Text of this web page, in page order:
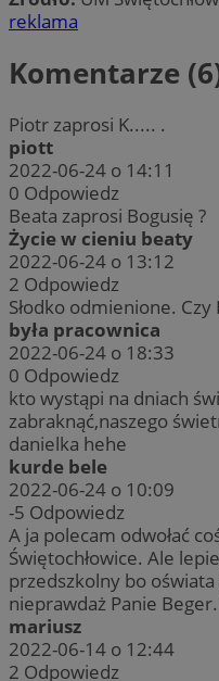
reklama
Komentarze
Piotr zaprosi K..... .
piott
2022-06-24 o 14:11
0 Odpowiedz
Beata zaprosi Bogusię ?
Życie w cieniu beaty
2022-06-24 o 13:12
2 Odpowiedz
Słodko odmienione.
była pracownica
2022-06-24 o 18:33
0 Odpowiedz
kto wystąpi na dniach
zabraknąć,naszego
danielka hehe
kurde bele
2022-06-24 o 10:09
-5 Odpowiedz
A ja polecam odwołać
Świętochłowice. Ale
przedszkolny bo
nieprawdaż Panie
mariusz
2022-06-14 o 12:44
2 Odpowiedz